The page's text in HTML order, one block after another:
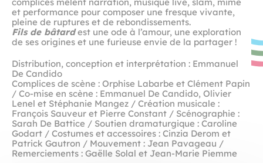
et performance pour composer une fresque vivante,
pleine de ruptures et de rebondissements.
Fils de bâtardest une ode à l’amour, une exploration
de ses origines et une furieuse envie de la partager !
Distribution, conception et interprétation : Emmanuel
De Candido
Complices de scène : Orphise Labarbe et Clément Papin
/ Co-mise en scène : Emmanuel De Candido, Olivier
Lenel et Stéphanie Mangez / Création musicale :
François Sauveur et Pierre Constant / Scénographie :
Sarah De Battice / Soutien dramaturgique : Caroline
Godart / Costumes et accessoires : Cinzia Derom et
Patrick Gautron / Mouvement : Jean Pavageau /
Remerciements : Gaëlle Solal et Jean-Marie Piemme